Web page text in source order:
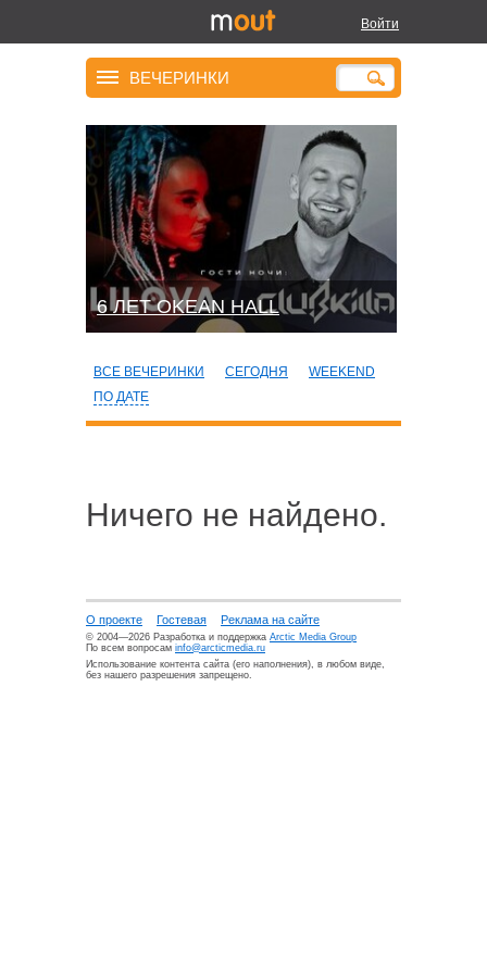
Войти
ВЕЧЕРИНКИ
6 ЛЕТ OKEAN HALL
ВСЕ ВЕЧЕРИНКИ СЕГОДНЯ
WEEKEND
ПО ДАТЕ
Ничего не найдено.
О проекте Гостевая Реклама на сайте
© 2004—2026 Разработка и поддержка Arctic Media Group
По всем вопросам info@arcticmedia.ru
Использование контента сайта (его наполнения), в любом виде,
без нашего разрешения запрещено.